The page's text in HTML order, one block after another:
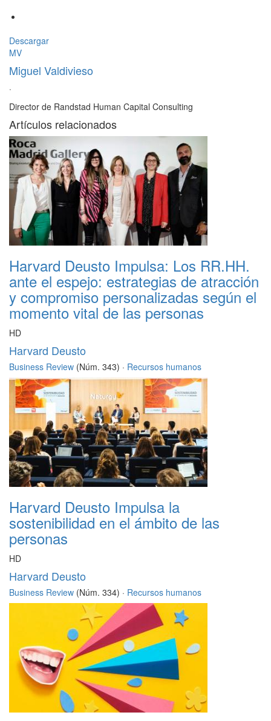
Descargar
MV
Miguel Valdivieso
·
Director de Randstad Human Capital Consulting
Artículos relacionados
Harvard Deusto Impulsa: Los RR.HH.
ante el espejo: estrategias de atracción
y compromiso personalizadas según el
momento vital de las personas
HD
Harvard Deusto
Business Review (Núm. 343) · Recursos humanos
Harvard Deusto Impulsa la
sostenibilidad en el ámbito de las
personas
HD
Harvard Deusto
Business Review (Núm. 334) · Recursos humanos